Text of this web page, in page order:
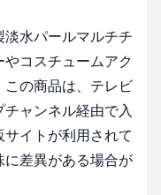
水パールマルチチ
コスチュームアク
の商品は、テレビ
ャンネル経由で入
イトが利用されて
差異がある場合が